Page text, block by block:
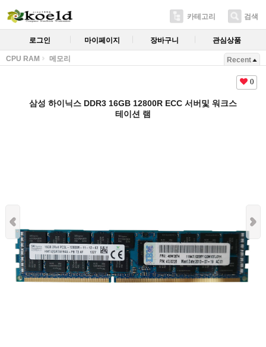
카테고리 검색
로그인 마이페이지 장바구니 관심상품
CPU RAM 메모리 Recent
0
삼성 하이닉스 DDR3 16GB 12800R ECC 서버및 워크스
테이션 램